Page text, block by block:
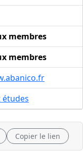
membres
membres
études
Copier le lien